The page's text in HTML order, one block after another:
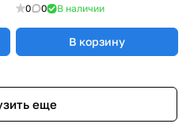
0 0 В наличии
В корзину
еще